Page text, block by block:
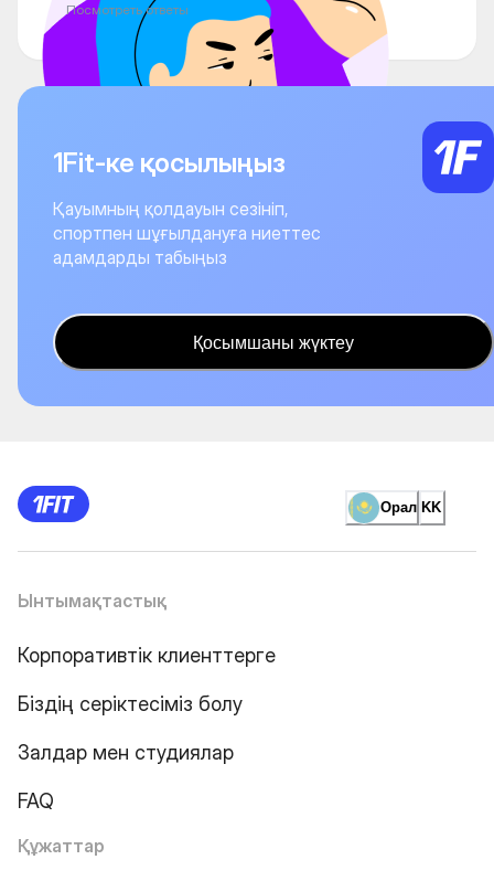
Посмотреть ответы
1Fit-ке қосылыңыз
Қауымның қолдауын сезініп,
спортпен шұғылдануға ниеттес
адамдарды табыңыз
Қосымшаны жүктеу
Орал KK
Ынтымақтастық
Корпоративтік клиенттерге
Біздің серіктесіміз болу
Залдар мен студиялар
FAQ
Құжаттар